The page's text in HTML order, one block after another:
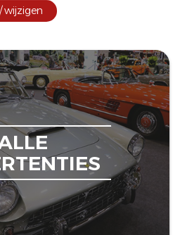
wijzigen